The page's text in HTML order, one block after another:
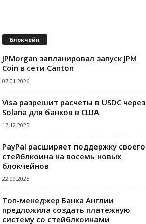
Блокчейн
JPMorgan запланировал запуск JPM
Coin в сети Canton
07.01.2026
Visa разрешит расчеты в USDC через
Solana для банков в США
17.12.2025
PayPal расширяет поддержку своего
стейблкоина на восемь новых
блокчейнов
22.09.2025
Топ-менеджер Банка Англии
предложила создать платежную
систему со стейблкоинами